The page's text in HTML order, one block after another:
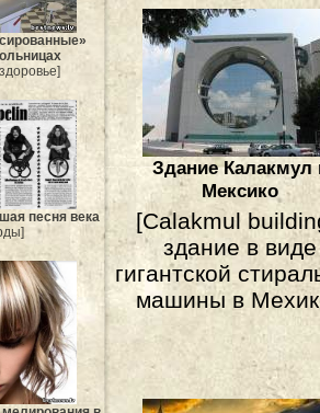
песня века
Здание Калакмул
Мексико
[Calakmul
здание в виде
гигантской
машины в